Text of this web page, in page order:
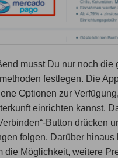
musst Du nur noch die
festlegen. Die
Optionen zur
einrichten kannst.
Button drücken
folgen. Darüber hinaus
die Möglichkeit, weitere